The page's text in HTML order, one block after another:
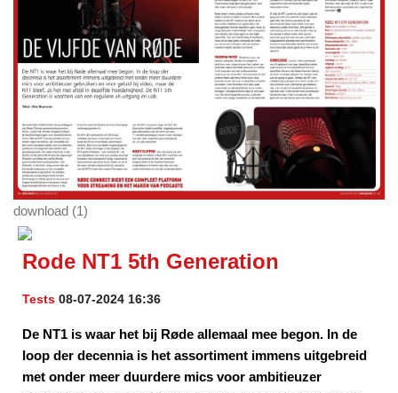
download (1)
Rode NT1 5th Generation
Tests 08-07-2024 16:36
De NT1 is waar het bij Røde allemaal mee begon. In de
loop der decennia is het assortiment immens uitgebreid
met onder meer duurdere mics voor ambitieuzer